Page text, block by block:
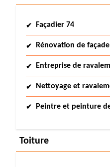
Façadier 74
Rénovation de
Entreprise de
Nettoyage et
Peintre et peinture
Toiture